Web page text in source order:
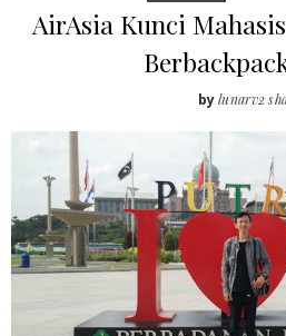
AirAsia Kunci
bylunarv2